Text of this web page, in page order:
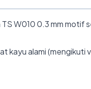
W010 0.3 mm motif
kayu alami (mengikuti